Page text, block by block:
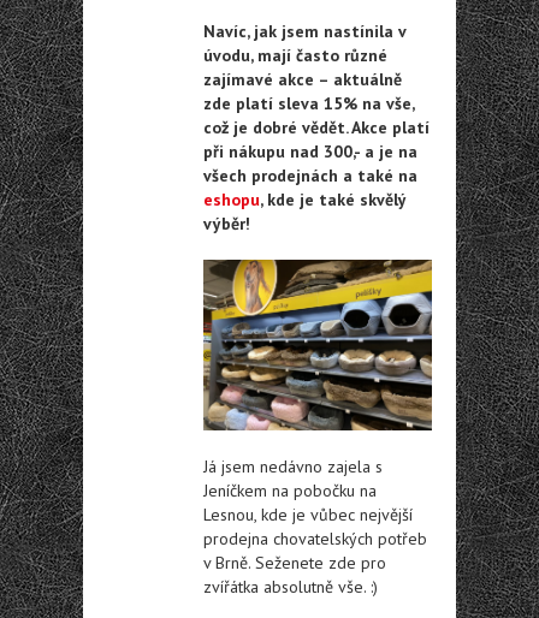
Navíc, jak jsem nastínila v
úvodu, mají často různé
zajímavé akce – aktuálně
zde platí sleva 15% na vše,
což je dobré vědět. Akce platí
při nákupu nad 300,- a je na
všech prodejnách a také na
eshopu, kde je také skvělý
výběr!
Já jsem nedávno zajela s
Jeníčkem na pobočku na
Lesnou, kde je vůbec nejvější
prodejna chovatelských potřeb
v Brně. Seženete zde pro
zvířátka absolutně vše. :)